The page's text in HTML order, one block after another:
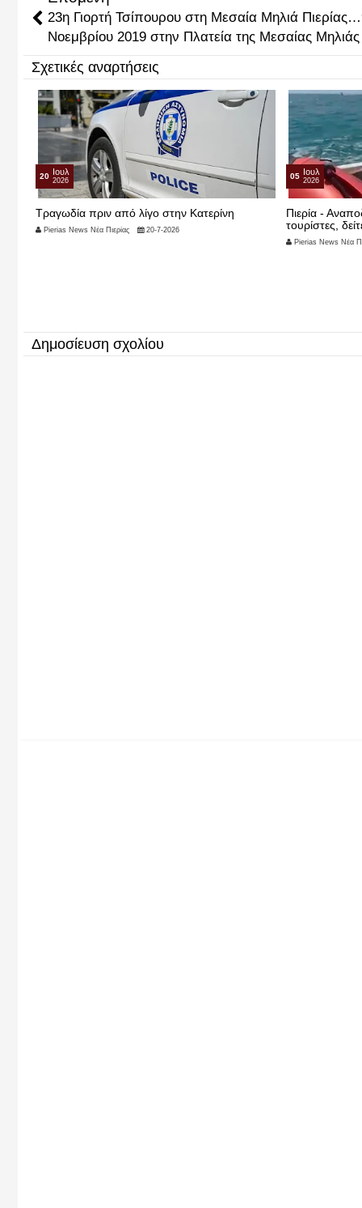
23η Γιορτή Τσίπουρου στη Μεσαία Μηλιά
Νοεμβρίου 2019 στην Πλατεία της Μεσαίας Μηλιάς
Σχετικές αναρτήσεις
20 Ιουλ
2026
Τραγωδία πριν από λίγο στην Κατερίνη
Pierias News Νέα Πιερίας 20-7-2026
05 Ιουλ
2026
Πιερία -
τουρίστες,
Pierias News Νέα
Δημοσίευση σχολίου